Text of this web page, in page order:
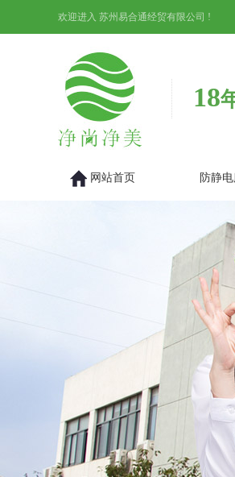
欢迎进入 苏州易合通经贸有限公司 !
18
网站首页 防静